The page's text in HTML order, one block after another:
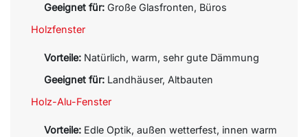
Geeignet für:Große Glasfronten, Büros
Holzfenster
Vorteile:Natürlich, warm, sehr gute Dämmung
Geeignet für: Landhäuser, Altbauten
Holz-Alu-Fenster
Vorteile:Edle Optik, außen wetterfest, innen warm